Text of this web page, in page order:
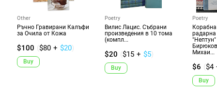
Other
Ръчно Гравирани Калъфи
за Очила от Кожа
$100 ($80 + $20)
Buy
Poetry
Вилис Лацис. Събрани
произведения в 10 тома
(компл...
$20 ($15 + $5)
Buy
Poetry
Корабна
радарна
"Нептун"
Михаи...
$6 ($4
Buy